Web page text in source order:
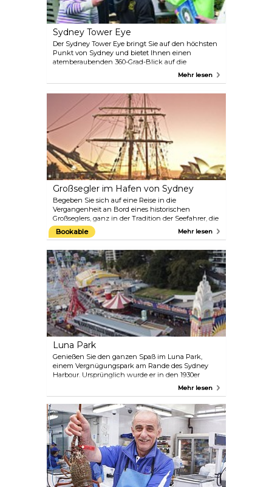
Sydney Tower Eye
Der Sydney Tower Eye bringt Sie auf den höchsten
Punkt von Sydney und bietet Ihnen einen
atemberaubenden 360-Grad-Blick auf die
Mehr lesen
Großsegler im Hafen von Sydney
Begeben Sie sich auf eine Reise in die
Vergangenheit an Bord eines historischen
Großseglers, ganz in der Tradition der Seefahrer, die
1788 zum ersten Mal in den Sydney Harbour
segelten. Diese restaurierten antiken Schiffe
begleitet – Ihren Gastgebern für diesen Tag. Sie
können gerne mithelfen, die Segel zu hissen, das
Schiff zu steuern oder sich einfach zurücklehnen
und entspannen. Für Nervenkitzel und
atemberaubende Aussichten können Sie bei der
Mastkletteraktion einen Mast erklimmen.
Bookable Mehr lesen
Luna Park
Genießen Sie den ganzen Spaß im Luna Park,
einem Vergnügungspark am Rande des Sydney
Harbour. Ursprünglich wurde er in den 1930er
Jahren erbaut. Zu den Attraktionen gehören das
Slide, das Space Shuttle und die Achterbahn Big
Dipper. Daneben gibt es Shows – die Laughing
Clowns, Crazy Crooners und Goin' Fishin' – mit
klassischen Karnevalspreisen. Gönnen Sie sich Hot
Dogs, Zuckerwatte und Fish 'n Chips. Dieses
ikonische Wahrzeichen steht auf der Liste des State
Heritage Register und ist seit Generationen ein
beliebtes Ausflugsziel für Australier.
Mehr lesen